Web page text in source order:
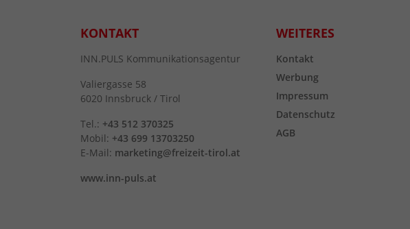
KONTAKT
INN.PULS Kommunikationsagentur
Valiergasse 58
6020 Innsbruck / Tirol
Tel.: +43 512 370325
Mobil: +43 699 13703250
E-Mail: marketing@freizeit-tirol.at
www.inn-puls.at
WEITERES
Kontakt
Werbung
Impressum
Datenschutz
AGB